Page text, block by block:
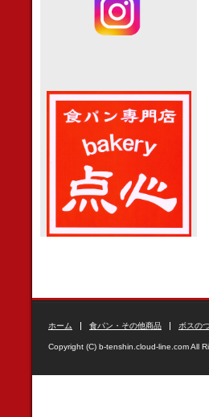
ホーム 食パン・その他商品 ボスの
Copyright (C) b-tenshin.cloud-line.com All